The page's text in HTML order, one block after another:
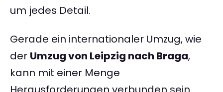
um jedes Detail.
Gerade ein internationaler Umzug, wie
der Umzug von Leipzig nach Braga,
kann mit einer Menge